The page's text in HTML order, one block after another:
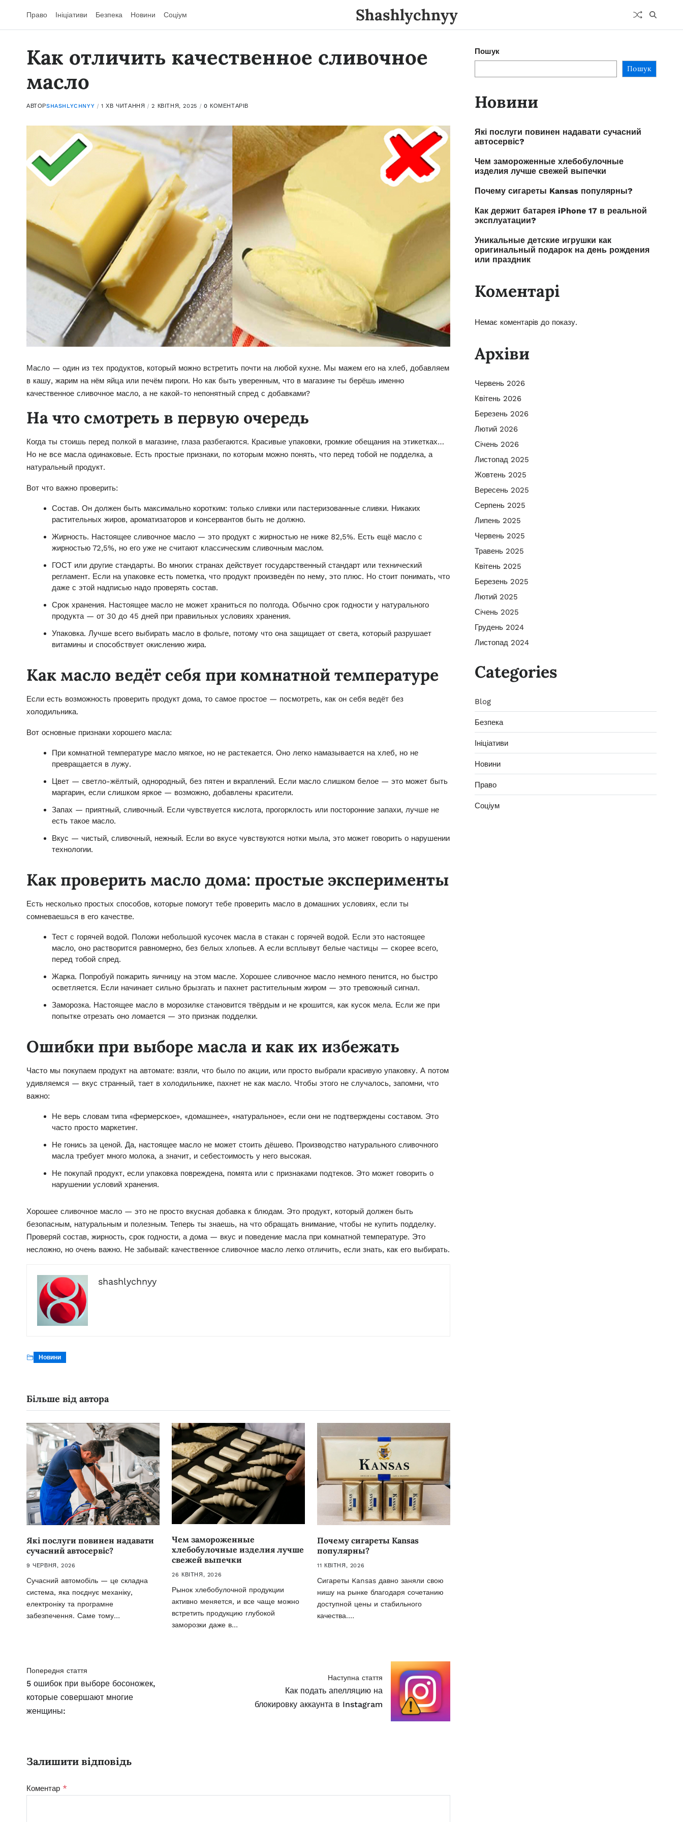
Право Ініціативи Безпека Новини Соціум Shashlychnyy
Как отличить качественное сливочное
масло
АВТОРSHASHLYCHNYY 1 ХВ ЧИТАННЯ 2 КВІТНЯ, 2025 0 КОМЕНТАРІВ
Масло — один из тех продуктов, который можно встретить почти на любой кухне. Мы мажем его на хлеб, добавляем
в кашу, жарим на нём яйца или печём пироги. Но как быть уверенным, что в магазине ты берёшь именно
качественное сливочное масло, а не какой-то непонятный спред с добавками?
На что смотреть в первую очередь
Когда ты стоишь перед полкой в магазине, глаза разбегаются. Красивые упаковки, громкие обещания на этикетках…
Но не все масла одинаковые. Есть простые признаки, по которым можно понять, что перед тобой не подделка, а
натуральный продукт.
Вот что важно проверить:
Состав. Он должен быть максимально коротким: только сливки или пастеризованные сливки. Никаких
растительных жиров, ароматизаторов и консервантов быть не должно.
Жирность. Настоящее сливочное масло — это продукт с жирностью не ниже 82,5%. Есть ещё масло с
жирностью 72,5%, но его уже не считают классическим сливочным маслом.
ГОСТ или другие стандарты. Во многих странах действует государственный стандарт или технический
регламент. Если на упаковке есть пометка, что продукт произведён по нему, это плюс. Но стоит понимать, что
даже с этой надписью надо проверять состав.
Срок хранения. Настоящее масло не может храниться по полгода. Обычно срок годности у натурального
продукта — от 30 до 45 дней при правильных условиях хранения.
Упаковка. Лучше всего выбирать масло в фольге, потому что она защищает от света, который разрушает
витамины и способствует окислению жира.
Как масло ведёт себя при комнатной температуре
Если есть возможность проверить продукт дома, то самое простое — посмотреть, как он себя ведёт без
холодильника.
Вот основные признаки хорошего масла:
При комнатной температуре масло мягкое, но не растекается. Оно легко намазывается на хлеб, но не
превращается в лужу.
Цвет — светло-жёлтый, однородный, без пятен и вкраплений. Если масло слишком белое — это может быть
маргарин, если слишком яркое — возможно, добавлены красители.
Запах — приятный, сливочный. Если чувствуется кислота, прогорклость или посторонние запахи, лучше не
есть такое масло.
Вкус — чистый, сливочный, нежный. Если во вкусе чувствуются нотки мыла, это может говорить о нарушении
технологии.
Как проверить масло дома: простые эксперименты
Есть несколько простых способов, которые помогут тебе проверить масло в домашних условиях, если ты
сомневаешься в его качестве.
Тест с горячей водой. Положи небольшой кусочек масла в стакан с горячей водой. Если это настоящее
масло, оно растворится равномерно, без белых хлопьев. А если всплывут белые частицы — скорее всего,
перед тобой спред.
Жарка. Попробуй пожарить яичницу на этом масле. Хорошее сливочное масло немного пенится, но быстро
осветляется. Если начинает сильно брызгать и пахнет растительным жиром — это тревожный сигнал.
Заморозка. Настоящее масло в морозилке становится твёрдым и не крошится, как кусок мела. Если же при
попытке отрезать оно ломается — это признак подделки.
Ошибки при выборе масла и как их избежать
Часто мы покупаем продукт на автомате: взяли, что было по акции, или просто выбрали красивую упаковку. А потом
удивляемся — вкус странный, тает в холодильнике, пахнет не как масло. Чтобы этого не случалось, запомни, что
важно:
Не верь словам типа «фермерское», «домашнее», «натуральное», если они не подтверждены составом. Это
часто просто маркетинг.
Не гонись за ценой. Да, настоящее масло не может стоить дёшево. Производство натурального сливочного
масла требует много молока, а значит, и себестоимость у него высокая.
Не покупай продукт, если упаковка повреждена, помята или с признаками подтеков. Это может говорить о
нарушении условий хранения.
Хорошее сливочное масло — это не просто вкусная добавка к блюдам. Это продукт, который должен быть
безопасным, натуральным и полезным. Теперь ты знаешь, на что обращать внимание, чтобы не купить подделку.
Проверяй состав, жирность, срок годности, а дома — вкус и поведение масла при комнатной температуре. Это
несложно, но очень важно. Не забывай: качественное сливочное масло легко отличить, если знать, как его выбирать.
shashlychnyy
Новини
Більше від автора
Які послуги повинен надавати
сучасний автосервіс?
9 ЧЕРВНЯ, 2026
Сучасний автомобіль — це складна
система, яка поєднує механіку,
електроніку та програмне
забезпечення. Саме тому…
Чем замороженные
хлебобулочные изделия лучше
свежей выпечки
26 КВІТНЯ, 2026
Рынок хлебобулочной продукции
активно меняется, и все чаще можно
встретить продукцию глубокой
заморозки даже в…
Почему сигареты Kansas
популярны?
11 КВІТНЯ, 2026
Сигареты Kansas давно заняли свою
нишу на рынке благодаря сочетанию
доступной цены и стабильного
качества.…
Попередня стаття
5 ошибок при выборе босоножек,
которые совершают многие
женщины:
Наступна стаття
Как подать апелляцию на
блокировку аккаунта в Instagram
Залишити відповідь
Коментар *
Пошук
Пошук
Новини
Які послуги повинен надавати сучасний
автосервіс?
Чем замороженные хлебобулочные
изделия лучше свежей выпечки
Почему сигареты Kansas популярны?
Как держит батарея iPhone 17 в реальной
эксплуатации?
Уникальные детские игрушки как
оригинальный подарок на день рождения
или праздник
Коментарі
Немає коментарів до показу.
Архіви
Червень 2026
Квітень 2026
Березень 2026
Лютий 2026
Січень 2026
Листопад 2025
Жовтень 2025
Вересень 2025
Серпень 2025
Липень 2025
Червень 2025
Травень 2025
Квітень 2025
Березень 2025
Лютий 2025
Січень 2025
Грудень 2024
Листопад 2024
Categories
Blog
Безпека
Ініціативи
Новини
Право
Соціум